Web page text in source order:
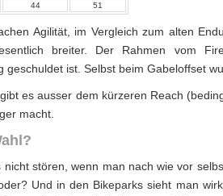
44 51
Agilität, im Vergleich zum alten
breiter. Der Rahmen vom
geschuldet ist. Selbst beim Gabeloffset
es ausser dem kürzeren Reach
macht.
stören, wenn man nach wie vor
Und in den Bikeparks sieht man